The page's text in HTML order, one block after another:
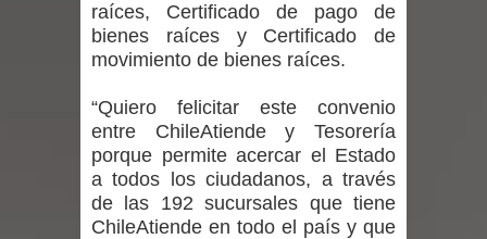
emergencia.
Del anime al K-pop: especialistas U.
de Chile analizan el creciente interés
por las culturas japonesa y coreana
Renuncia del seremi Minvu en el
raíces, Certificado de pago de
bienes raíces y Certificado de
movimiento de bienes raíces.
“Quiero felicitar este convenio
entre ChileAtiende y Tesorería
porque permite acercar el Estado
a todos los ciudadanos, a través
de las 192 sucursales que tiene
ChileAtiende en todo el país y que